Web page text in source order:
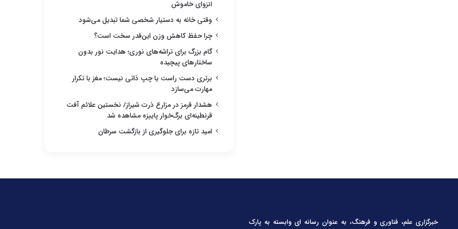
انزوای خاموش
وقتی خانه به دستیار شخصی شما تبدیل می‌شود
چرا حفظ کاهش وزن این‌قدر سخت است؟
گام بزرگ برای تراشه‌های نوری؛ هدایت نور بدون
ساختارهای پیچیده
برتری دست راست یا چپ ذاتی نیست؛ مغز با تکرار
مهارت می‌سازد
هشدار قرمز در مزارع ذرت شیراز/ نخستین علائم آفت
قرنطینه‌ای برگ‌خوار پاییزه مشاهده شد
امید تازه برای جلوگیری از بازگشت سرطان
خبرگزاری علم، فناوری و فرهنگ، به عنوان رسانه ای وابسته به پارک